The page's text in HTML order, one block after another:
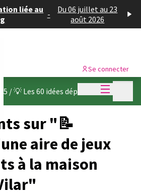
liée au -
Du 06 juillet au 23
août 2026
Menu
Se connecter
/💡 Les 60 idées déposées
sur "📝
aire de jeux
à la maison